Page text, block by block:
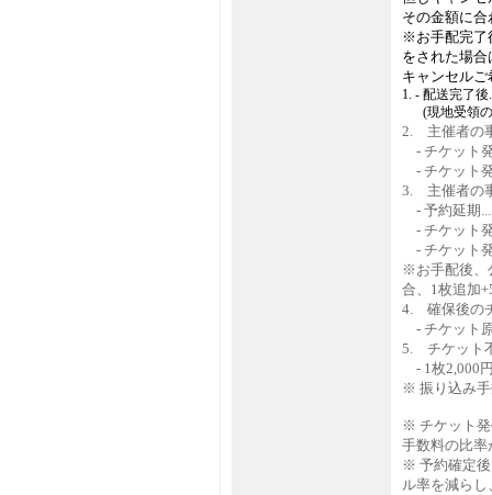
その金額に
※お手配完了
をされた場
キャンセル
1. - 配送完了後
(現地受領
2. 主催者の
- チケット
- チケット
3. 主催者の
- 予約延期
- チケット
- チケット
※お手配後、
合、1枚追加
4. 確保後の
- チケット
5. チケット
- 1枚2,000
※ 振り込み
※ チケット
手数料の比率
※ 予約確定
ル率を減ら